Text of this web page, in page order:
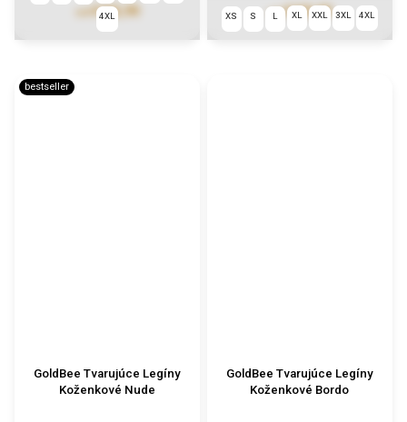
€102,90
4XL od €102,90
XS S L XL XXL 3XL 4XL
bestseller
GoldBee Tvarujúce Legíny
Koženkové Nude
GoldBee Tvarujúce Legíny
Koženkové Bordo